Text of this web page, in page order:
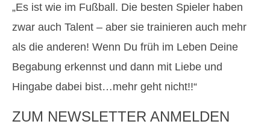
„Es ist wie im Fußball. Die besten Spieler haben
zwar auch Talent – aber sie trainieren auch mehr
als die anderen! Wenn Du früh im Leben Deine
Begabung erkennst und dann mit Liebe und
Hingabe dabei bist…mehr geht nicht!!“
ZUM NEWSLETTER ANMELDEN